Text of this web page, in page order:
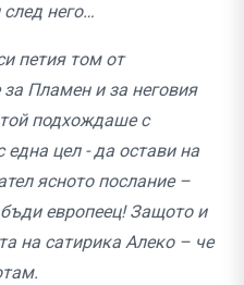
него…
петия том от
Пламен и за неговия
подхождаше с
една цел - да остави на
ясното послание –
европеец! Защото и
на сатирика Алеко – че